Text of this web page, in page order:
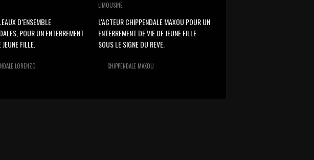
D‘ENSEMBLE
POUR UN ENTERREMENT
FILLE.
LORENZO
LIMOUSINE
L'ACTEUR CHIPPENDALE MAXOU POUR UN
ENTERREMENT DE VIE DE JEUNE FILLE
SOUS LE SIGNE DU REVE.
CHIPPENDALE MAXOU